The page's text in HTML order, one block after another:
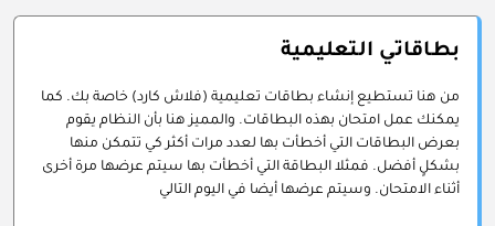
بطاقاتي التعليمية
من هنا تستطيع إنشاء بطاقات تعليمية (فلاش كارد) خاصة بك. كما
يمكنك عمل امتحان بهذه البطاقات. والمميز هنا بأن النظام يقوم
بعرض البطاقات التي أخطأت بها لعدد مرات أكثر كي تتمكن منها
بشكلٍ أفضل. فمثلا البطاقة التي أخطأت بها سيتم عرضها مرة أخرى
أثناء الامتحان. وسيتم عرضها أيضا في اليوم التالي